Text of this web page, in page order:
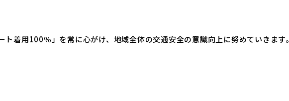
着用100％」を常に心がけ、地域全体の交通安全の意識向上に努めていきます。